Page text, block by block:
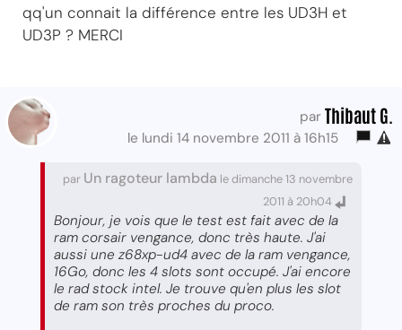
qq'un connait la différence entre les UD3H et
UD3P ? MERCI
par Thibaut G.
le lundi 14 novembre 2011 à 16h15
par Un ragoteur lambda le dimanche 13 novembre
2011 à 20h04
Bonjour, je vois que le test est fait avec de la
ram corsair vengance, donc très haute. J'ai
aussi une z68xp-ud4 avec de la ram vengance,
16Go, donc les 4 slots sont occupé. J'ai encore
le rad stock intel. Je trouve qu'en plus les slot
de ram son très proches du proco.